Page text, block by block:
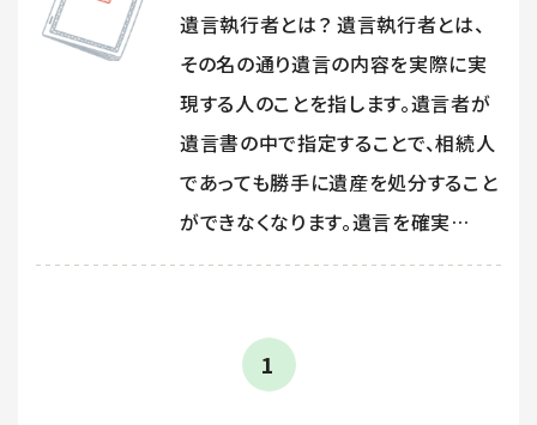
遺言執行者とは？ 遺言執行者とは、
その名の通り遺言の内容を実際に実
現する人のことを指します。遺言者が
遺言書の中で指定することで、相続人
であっても勝手に遺産を処分すること
ができなくなります。遺言を確実…
1